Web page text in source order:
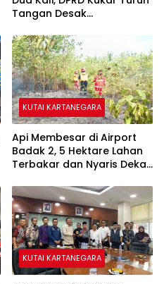
Tangan Desak
KUTAI KARTANEGARA
Api Membesar di Airport
Badak 2, 5 Hektare Lahan
Terbakar dan Nyaris Dekati
KUTAI KARTANEGARA